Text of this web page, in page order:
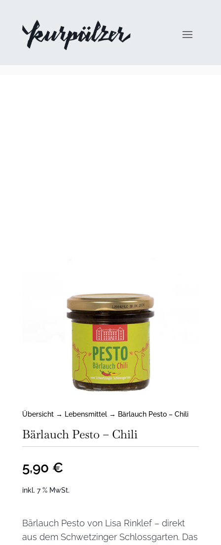
Übersicht→ Lebensmittel→ Bärlauch Pesto – Chili
Bärlauch Pesto – Chili
5,90 €
inkl. 7 % MwSt.
Bärlauch Pesto von Lisa Rinklef – direkt
aus dem Schwetzinger Schlossgarten. Das